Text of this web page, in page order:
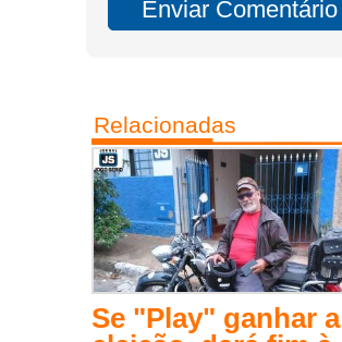
Relacionadas
Se "Play" ganhar a